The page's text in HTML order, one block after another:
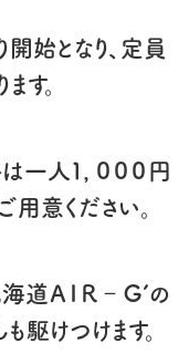
始となり、定員
す。
人１，０００円
用意ください。
道ＡＩＲ‐Ｇ’の
駆けつけます。